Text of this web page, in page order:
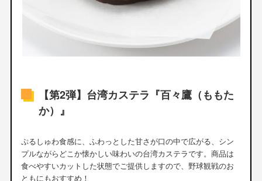
【第2弾】台湾カステラ『百々鷹（ももた
か）』
ぷるしゅわ食感に、ふわっとした甘さが口の中で広がる、シン
プルながらどこか懐かしい味わいの台湾カステラです。商品は
食べやすいカットした状態でご提供しますので、野球観戦のお
ともにもおすすめ！